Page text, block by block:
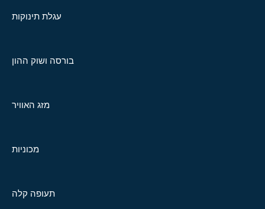
עגלת תינוקות
בורסה ושוק ההון
מזג האוויר
מכוניות
תעופה קלה